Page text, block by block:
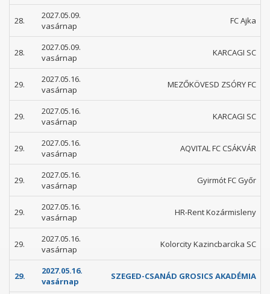
28.
2027.05.09.
vasárnap
FC Ajka
28.
2027.05.09.
vasárnap
KARCAGI SC
29.
2027.05.16.
vasárnap
MEZŐKÖVESD ZSÓRY FC
29.
2027.05.16.
vasárnap
KARCAGI SC
29.
2027.05.16.
vasárnap
AQVITAL FC CSÁKVÁR
29.
2027.05.16.
vasárnap
Gyirmót FC Győr
29.
2027.05.16.
vasárnap
HR-Rent Kozármisleny
29.
2027.05.16.
vasárnap
Kolorcity Kazincbarcika SC
29.
2027.05.16.
vasárnap
SZEGED-CSANÁD GROSICS AKADÉMIA